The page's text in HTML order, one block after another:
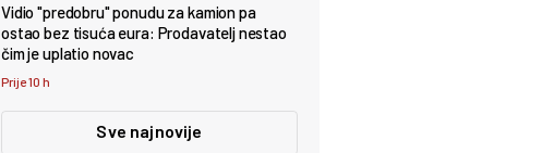
Vidio "predobru" ponudu za kamion pa
ostao bez tisuća eura: Prodavatelj nestao
čim je uplatio novac
Prije 10 h
Sve najnovije